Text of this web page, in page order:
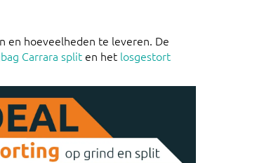
en hoeveelheden te leveren. De
Carrara split en het losgestort